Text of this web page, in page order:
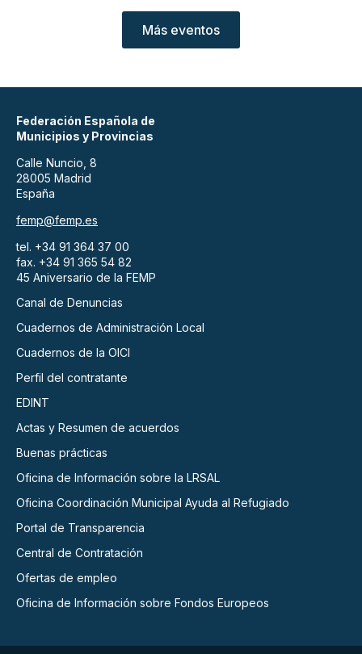
Más eventos
Federación Española de
Municipios y Provincias
Calle Nuncio, 8
28005 Madrid
España
femp@femp.es
tel. +34 91 364 37 00
fax. +34 91 365 54 82
45 Aniversario de la FEMP
Canal de Denuncias
Cuadernos de Administración Local
Cuadernos de la OICI
Perfil del contratante
EDINT
Actas y Resumen de acuerdos
Buenas prácticas
Oficina de Información sobre la LRSAL
Oficina Coordinación Municipal Ayuda al Refugiado
Portal de Transparencia
Central de Contratación
Ofertas de empleo
Oficina de Información sobre Fondos Europeos